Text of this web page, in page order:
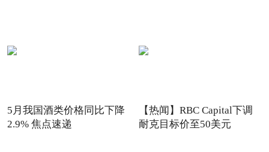
5月我国酒类价格同比下降
2.9% 焦点速递
【热闻】RBC Capital下调
耐克目标价至50美元